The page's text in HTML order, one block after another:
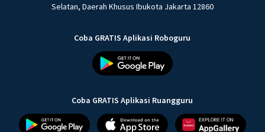
Selatan, Daerah Khusus Ibukota Jakarta 12860
Coba GRATIS Aplikasi Roboguru
Coba GRATIS Aplikasi Ruangguru